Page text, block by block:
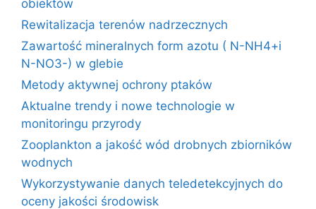
obiektów
Rewitalizacja terenów nadrzecznych
Zawartość mineralnych form azotu ( N-NH4+i
N-NO3-) w glebie
Metody aktywnej ochrony ptaków
Aktualne trendy i nowe technologie w
monitoringu przyrody
Zooplankton a jakość wód drobnych zbiorników
wodnych
Wykorzystywanie danych teledetekcyjnych do
oceny jakości środowisk